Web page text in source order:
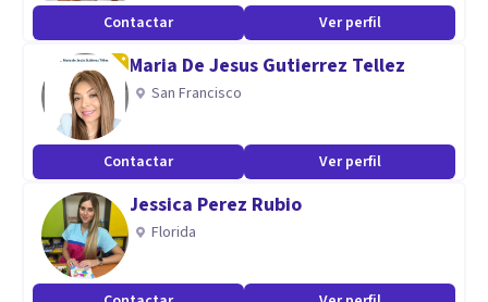
Contactar Ver perfil
Maria De Jesus Gutierrez Tellez
San Francisco
Contactar Ver perfil
Jessica Perez Rubio
Florida